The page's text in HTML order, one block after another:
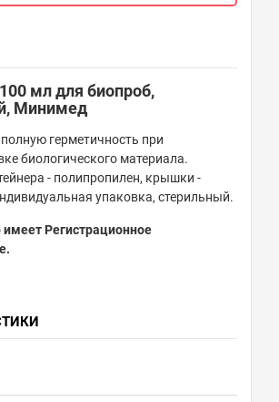
мл для биопроб,
Минимед
герметичность при
биологического материала.
- полипропилен, крышки -
упаковка, стерильный.
Регистрационное